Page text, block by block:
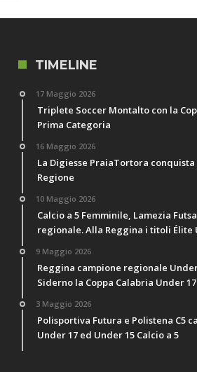
TIMELINE
17 Maggio 2026
Triplete Soccer Montalto con la
Prima Categoria
16 Maggio 2026
La Digiesse PraiaTortora
Regione
10 Maggio 2026
Calcio a 5 Femminile, Lamezia
regionale. Alla Reggina i titoli Élite
9 Maggio 2026
Reggina campione regionale
Siderno la Coppa Calabria Under 17
3 Maggio 2026
Polisportiva Futura e Polistena C5
Under 17 ed Under 15 Calcio a 5